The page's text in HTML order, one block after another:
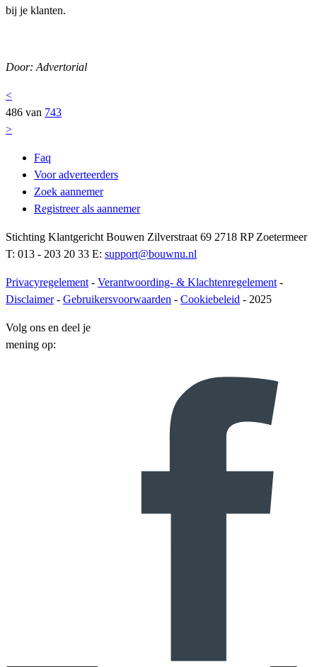
bij je klanten.
Door: Advertorial
<
486 van 743
>
Faq
Voor adverteerders
Zoek aannemer
Registreer als aannemer
Stichting Klantgericht Bouwen Zilverstraat 69 2718 RP Zoetermeer
T: 013 - 203 20 33 E: support@bouwnu.nl
Privacyregelement - Verantwoording- & Klachtenregelement -
Disclaimer- Gebruikersvoorwaarden - Cookiebeleid - 2025
Volg ons en deel je
mening op: